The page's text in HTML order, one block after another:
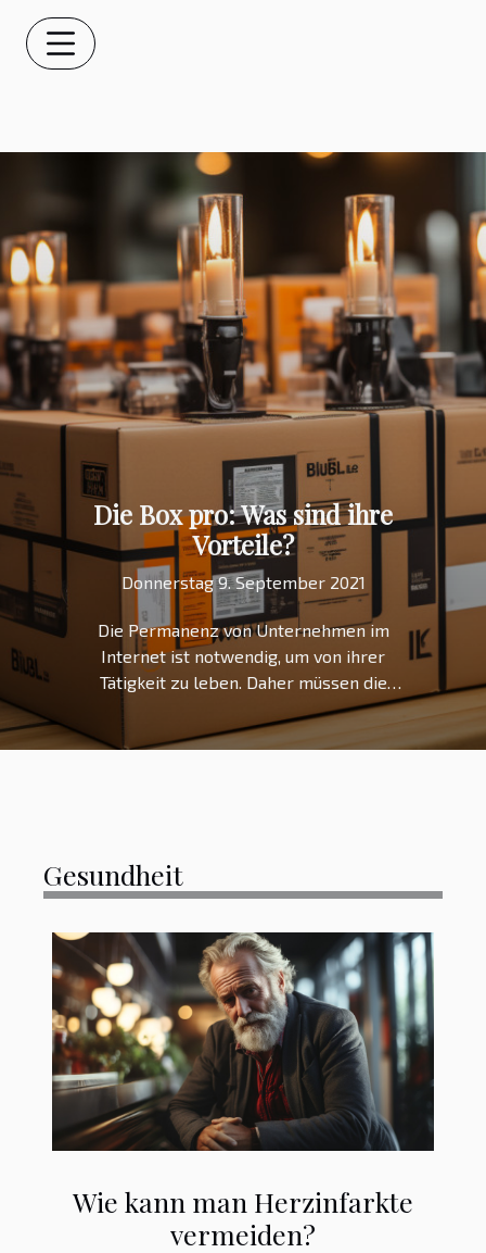
Die Box pro: Was sind ihre
Vorteile?
Donnerstag 9. September 2021
Die Permanenz von Unternehmen im
Internet ist notwendig, um von ihrer
Tätigkeit zu leben. Daher müssen die
Computerwerkzeuge dieser
Unternehmen angeschlossen werden,
unterbrechungsfreien Verbindung zu
profitieren, notwendig. Was ist der
Entdecken Sie die Details in diesem
Artikel. Die Box Pro ist leistungsstark Die
Box Pro ist sehr leistungsfähig und gibt
Unternehmen eine unumgehbare Macht.
Sie bietet bis zu 7 Gbit/s im Empfang für
diese wirtschaftlichen Strukturen. Die zur
Verfügung gestellte Leistung ist für
Unternehmen günstig, um ohne
Unterbrechung im Internet arbeiten zu
Flüssigkeit...
Gesundheit
Wie kann man Herzinfarkte
vermeiden?